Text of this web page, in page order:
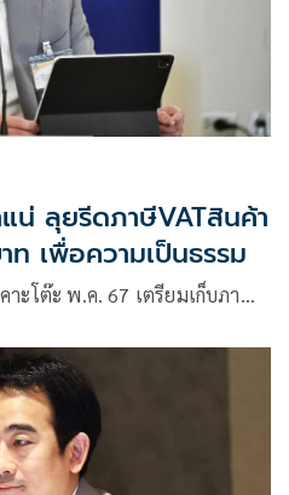
แน่ ลุยรีดภาษีVATสินค้า
ท เพื่อความเป็นธรรม
ะโต๊ะ พ.ค. 67 เตรียมเก็บภา…